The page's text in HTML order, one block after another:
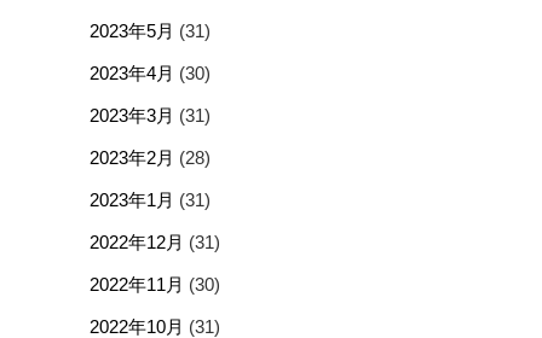
2023年5月 (31)
2023年4月 (30)
2023年3月 (31)
2023年2月 (28)
2023年1月 (31)
2022年12月 (31)
2022年11月 (30)
2022年10月 (31)